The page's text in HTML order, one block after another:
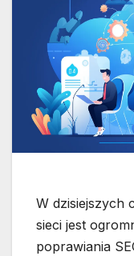
W dzisiejszych
sieci jest
poprawiania